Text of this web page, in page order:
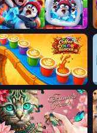
Captain Blast
Coffee Color Blocks